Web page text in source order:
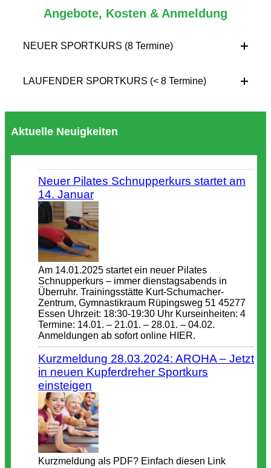
Angebote, Kosten & Anmeldung
NEUER SPORTKURS (8 Termine)
LAUFENDER SPORTKURS (< 8 Termine)
Aktuelle Neuigkeiten
Neuer Pilates Schnupperkurs startet am
14. Januar
Am 14.01.2025 startet ein neuer Pilates
Schnupperkurs – immer dienstagsabends in
Überruhr. Trainingsstätte Kurt-Schumacher-
Zentrum, Gymnastikraum Rüpingsweg 51 45277
Essen Uhrzeit: 18:30-19:30 Uhr Kurseinheiten: 4
Termine: 14.01. – 21.01. – 28.01. – 04.02.
Anmeldungen ab sofort online HIER.
Kurzmeldung 28.03.2024: AROHA – Jetzt
in neuen Kupferdreher Sportkurs
einsteigen
Kurzmeldung als PDF? Einfach diesen Link